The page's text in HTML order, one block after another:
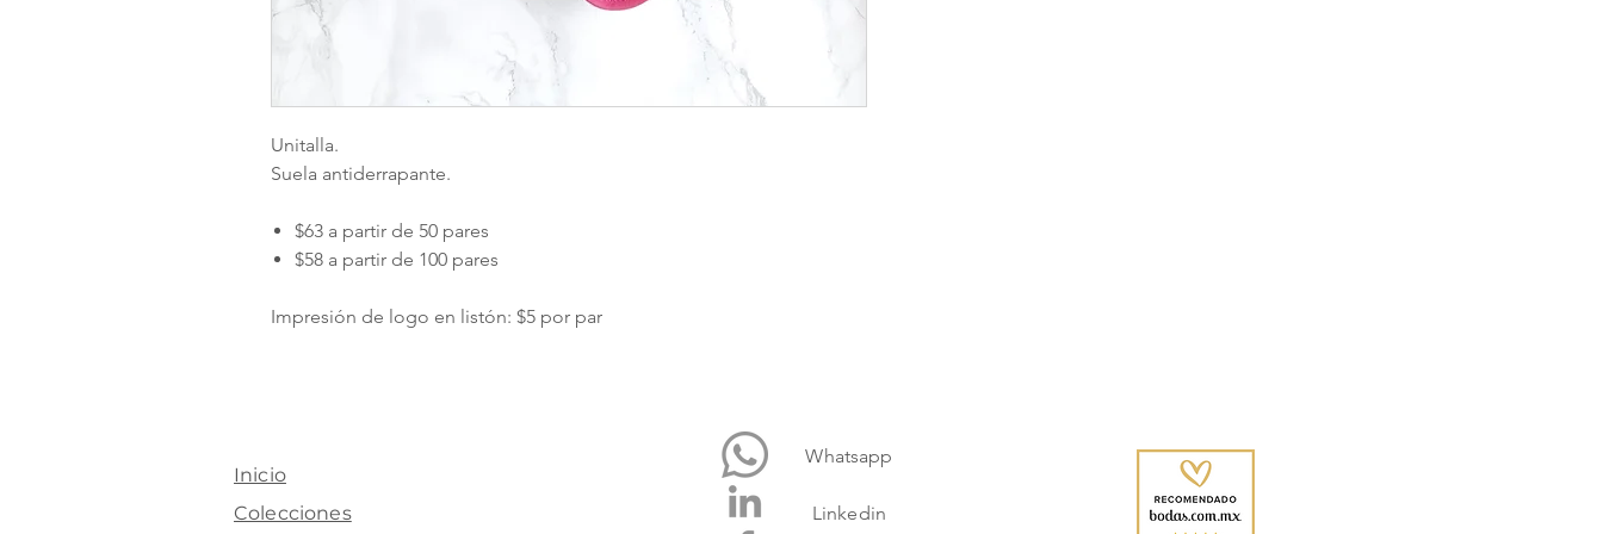
Unitalla.
Suela antiderrapante.
$63 a partir de 50 pares
$58 a partir de 100 pares
Impresión de logo en listón: $5 por par
Inicio
Colecciones
Whatsapp
Linkedin